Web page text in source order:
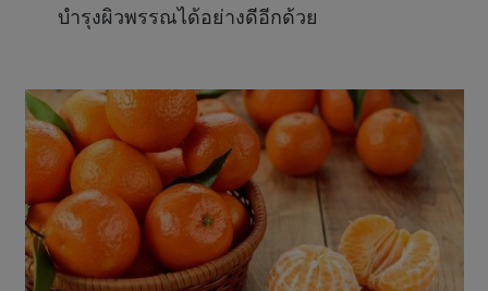
บำรุงผิวพรรณได้อย่างดีอีกด้วย